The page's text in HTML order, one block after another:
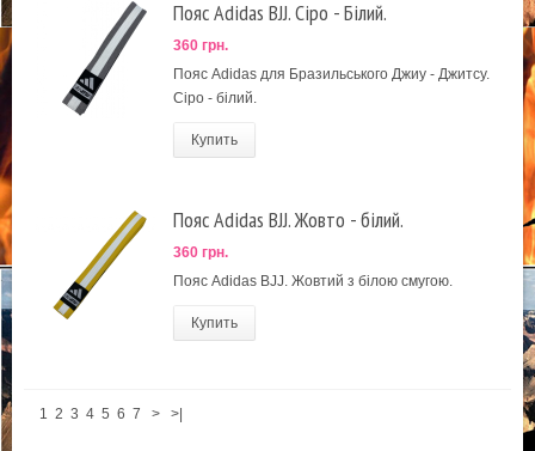
Пояс Adidas BJJ. Сіро - Білий.
360 грн.
Пояс Adidas для Бразильського Джиу - Джитсу.
Сіро - білий.
Купить
Пояс Adidas BJJ. Жовто - білий.
360 грн.
Пояс Adidas BJJ. Жовтий з білою смугою.
Купить
1 2 3 4 5 6 7 > >|